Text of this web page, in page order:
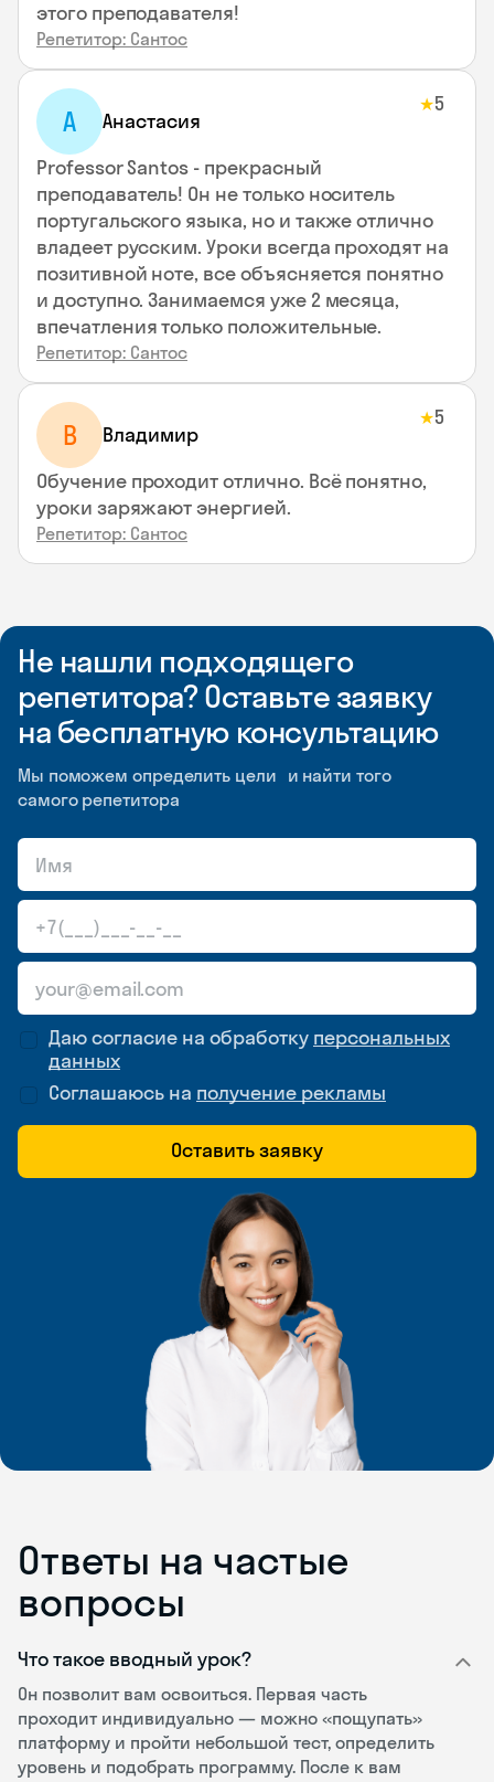
этого преподавателя!
Репетитор: Сантос
А Анастасия
★5
Professor Santos - прекрасный
преподаватель! Он не только носитель
португальского языка, но и также отлично
владеет русским. Уроки всегда проходят на
позитивной ноте, все объясняется понятно
и доступно. Занимаемся уже 2 месяца,
впечатления только положительные.
Репетитор: Сантос
В Владимир
★5
Обучение проходит отлично. Всё понятно,
уроки заряжают энергией.
Репетитор: Сантос
Не нашли подходящего
репетитора? Оставьте заявку
на бесплатную консультацию
Мы поможем определить цели и найти того
самого репетитора
Даю согласие на обработку персональных
данных
Соглашаюсь на получение рекламы
Оставить заявку
Ответы на частые
вопросы
Что такое вводный урок?
Он позволит вам освоиться. Первая часть
проходит индивидуально — можно «пощупать»
платформу и пройти небольшой тест, определить
уровень и подобрать программу. После к вам